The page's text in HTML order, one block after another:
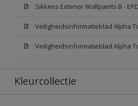
Kleurcollectie